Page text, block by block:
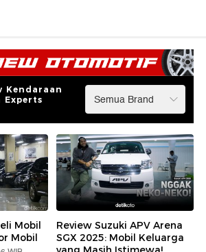
Kendaraan
Experts
Mobil
Mobil
Review Suzuki APV Arena
SGX 2025: Mobil Keluarga